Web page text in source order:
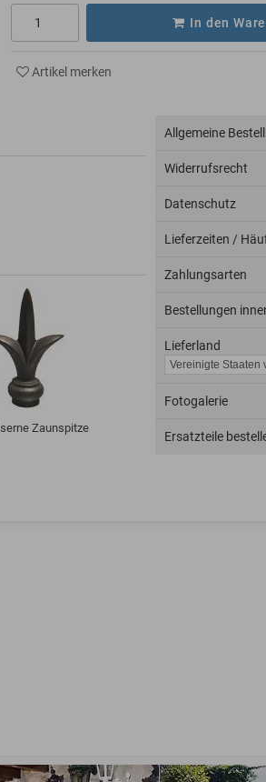
In den
Artikel merken
Zaunspitze
Allgemeine
Widerrufsrecht
Datenschutz
Lieferzeiten /
Zahlungsarten
Bestellungen
Lieferland
Fotogalerie
Ersatzteile